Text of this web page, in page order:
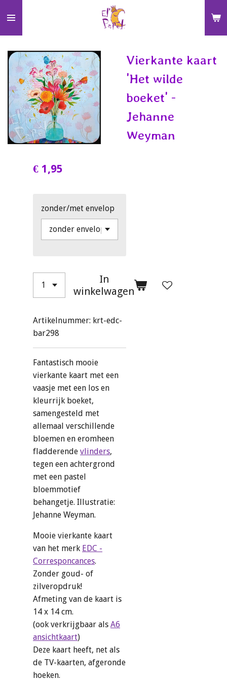
direct
naar
de
hoofdinhoud
Vierkante kaart
'Het wilde
boeket' -
Jehanne
Weyman
€ 1,95
zonder/met envelop
In
winkelwagen
Artikelnummer: krt-edc-
bar298
Fantastisch mooie
vierkante kaart met een
vaasje met een los en
kleurrijk boeket,
samengesteld met
allemaal verschillende
bloemen en eromheen
fladderende vlinders,
tegen een achtergrond
met een pastel
bloemmotief
behangetje. Illustratie:
Jehanne Weyman.
Mooie vierkante kaart
van het merk EDC -
Corresponcances.
Zonder goud- of
zilveropdruk!
Afmeting van de kaart is
14 x 14 cm.
(ook verkrijgbaar als A6
ansichtkaart)
Deze kaart heeft, net als
de TV-kaarten, afgeronde
hoeken.